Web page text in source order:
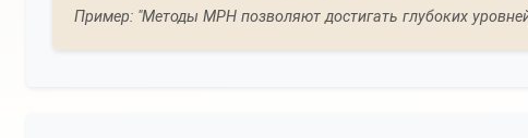
Пример: "Методы МРН позволяют достигать глубоких